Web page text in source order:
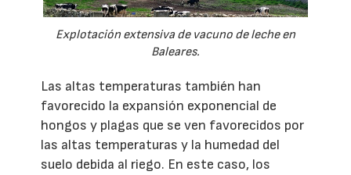
Explotación extensiva de vacuno de leche en
Baleares.
Las altas temperaturas también han
favorecido la expansión exponencial de
hongos y plagas que se ven favorecidos por
las altas temperaturas y la humedad del
suelo debida al riego. En este caso, los